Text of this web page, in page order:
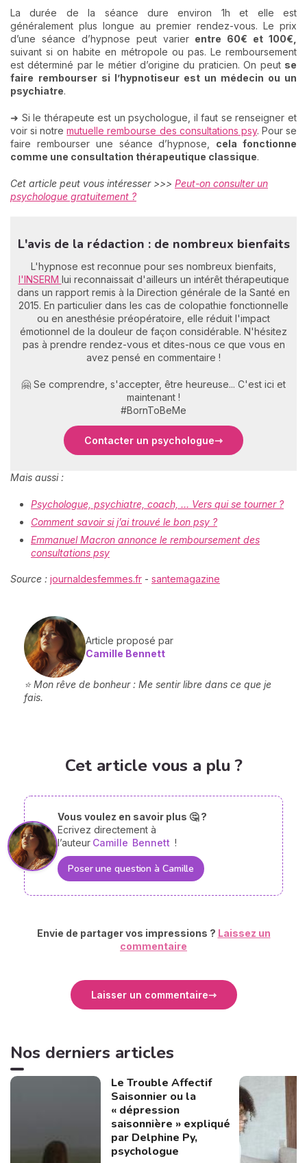
La durée de la séance dure environ 1h et elle est
généralement plus longue au premier rendez-vous. Le prix
d’une séance d’hypnose peut varier entre 60€ et 100€,
suivant si on habite en métropole ou pas. Le remboursement
est déterminé par le métier d’origine du praticien. On peut se
faire rembourser si l’hypnotiseur est un médecin ou un
psychiatre.
➜ Si le thérapeute est un psychologue, il faut se renseigner et
voir si notremutuelle rembourse des consultations psy. Pour se
faire rembourser une séance d’hypnose, cela fonctionne
comme une consultation thérapeutique classique.
Cet article peut vous intéresser >>> Peut-on consulter un
psychologue gratuitement ?
L'avis de la rédaction : de nombreux bienfaits
L'hypnose est reconnue pour ses nombreux bienfaits,
l'INSERM lui reconnaissait d'ailleurs un intérêt thérapeutique
dans un rapport remis à la Direction générale de la Santé en
2015. En particulier dans les cas de colopathie fonctionnelle
ou en anesthésie préopératoire, elle réduit l'impact
émotionnel de la douleur de façon considérable. N'hésitez
pas à prendre rendez-vous et dites-nous ce que vous en
avez pensé en commentaire !
🤗 Se comprendre, s'accepter, être heureuse... C'est ici et
maintenant !
#BornToBeMe
Contacter un psychologue
Mais aussi :
Psychologue, psychiatre, coach, … Vers qui se tourner ?
Comment savoir si j’ai trouvé le bon psy ?
Emmanuel Macron annonce le remboursement des
consultations psy
Source : journaldesfemmes.fr - santemagazine
Article proposé par
Camille Bennett
⭐ Mon rêve de bonheur : Me sentir libre dans ce que je
fais.
Cet article vous a plu ?
Vous voulez en savoir plus 🤔 ?
Ecrivez directement à
l’auteur Camille Bennett !
Poser une question à Camille
Envie de partager vos impressions ? Laissez un
commentaire
Laisser un commentaire
Nos derniers articles
Le Trouble Affectif
Saisonnier ou la
« dépression
saisonnière » expliqué
par Delphine Py,
psychologue